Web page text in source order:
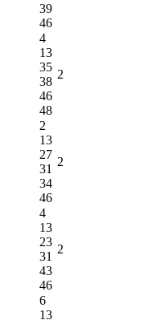
39
46
4
13
35
38
46
48
2
2
13
27
31
34
46
2
4
13
23
31
43
46
2
6
13